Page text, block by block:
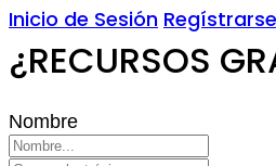
Inicio de Sesión Regístrarse
¿RECURSOS
Nombre